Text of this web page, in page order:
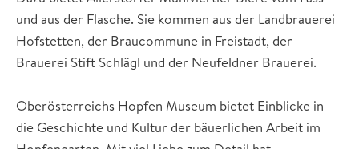
und aus der Flasche. Sie kommen aus der Landbrauerei
Hofstetten, der Braucommune in Freistadt, der
Brauerei Stift Schlägl und der Neufeldner Brauerei.
Oberösterreichs Hopfen Museum bietet Einblicke in
die Geschichte und Kultur der bäuerlichen Arbeit im